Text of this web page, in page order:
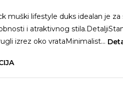
muški lifestyle duks idealan je
i atraktivnog
izrez oko vrataMinimalist...